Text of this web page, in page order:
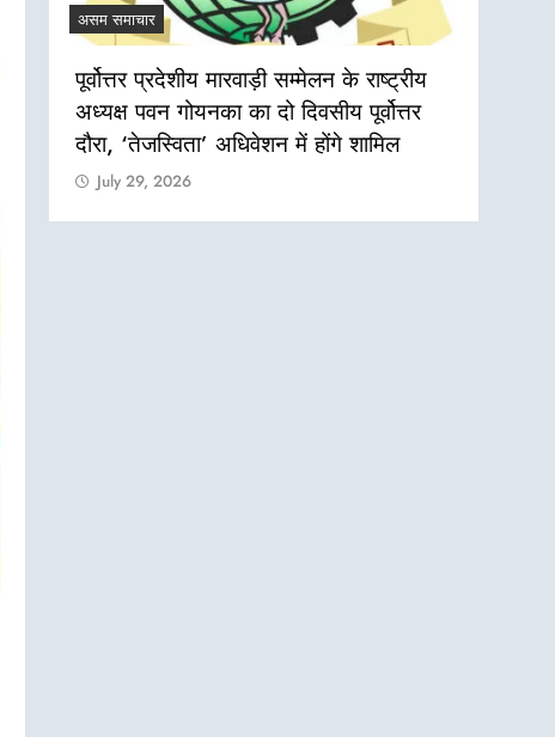
असम समाचार
पूर्वोत्तर प्रदेशीय मारवाड़ी सम्मेलन के राष्ट्रीय
अध्यक्ष पवन गोयनका का दो दिवसीय पूर्वोत्तर
दौरा, ‘तेजस्विता’ अधिवेशन में होंगे शामिल
July 29, 2026